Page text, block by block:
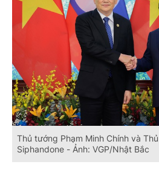
Thủ tướng Phạm Minh Chính và
Siphandone - Ảnh: VGP/Nhật Bắc